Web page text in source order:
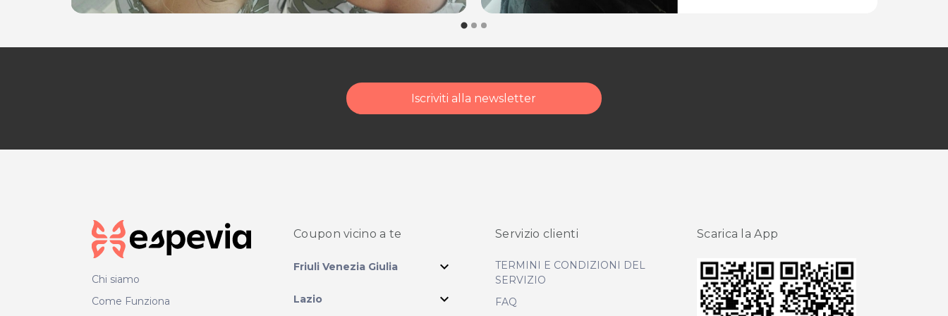
Per ulteriori informazioni sull'offerta o sulle modalità di acquisto scrivi
Iscriviti alla newsletter
Chi siamo
Come Funziona
Coupon vicino a te
Friuli Venezia Giulia expand_more
Lazio expand_more
Servizio clienti
TERMINI E CONDIZIONI DEL
SERVIZIO
FAQ
Scarica la App